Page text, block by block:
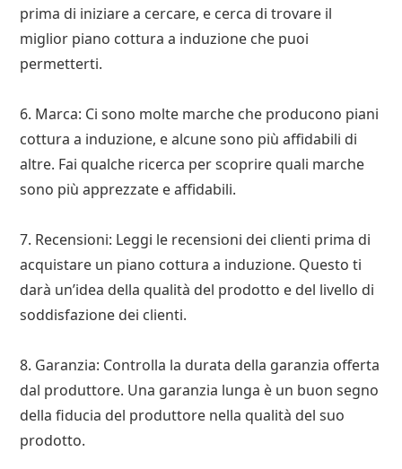
prima di iniziare a cercare, e cerca di trovare il
miglior piano cottura a induzione che puoi
permetterti.
6. Marca: Ci sono molte marche che producono piani
cottura a induzione, e alcune sono più affidabili di
altre. Fai qualche ricerca per scoprire quali marche
sono più apprezzate e affidabili.
7. Recensioni: Leggi le recensioni dei clienti prima di
acquistare un piano cottura a induzione. Questo ti
darà un’idea della qualità del prodotto e del livello di
soddisfazione dei clienti.
8. Garanzia: Controlla la durata della garanzia offerta
dal produttore. Una garanzia lunga è un buon segno
della fiducia del produttore nella qualità del suo
prodotto.